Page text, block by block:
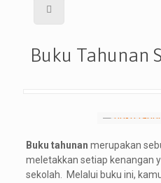
Buku Tahunan
Buku tahunan merupakan
meletakkan setiap kenangan
sekolah. Melalui buku ini,